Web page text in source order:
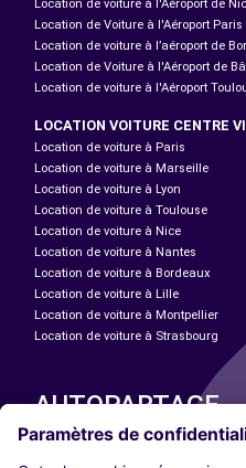
Location de voiture à l'Aéroport de
Location de Voiture à l'Aéroport
Location de voiture à l’aéroport de
Location de Voiture à l'Aéroport de
Location de voiture à l'Aéroport
LOCATION VOITURE CENTRE
Location de voiture à Paris
Location de voiture à Marseille
Location de voiture à Lyon
Location de voiture à Toulouse
Location de voiture à Nice
Location de voiture à Nantes
Location de voiture à Bordeaux
Location de voiture à Lille
Location de voiture à Montpellier
Location de voiture à Strasbourg
AUTOPARTAGE